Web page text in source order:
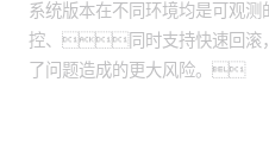
系统版本在不同环境均是可观
控、同时支持快速回滚
了问题造成的更大风险。